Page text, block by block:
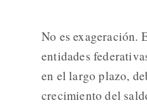
No es exageración.
entidades
en el largo plazo,
crecimiento del